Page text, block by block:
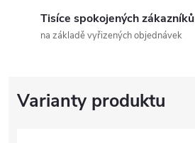
Tisíce spokojených zákazníků
na základě vyřizených objednávek